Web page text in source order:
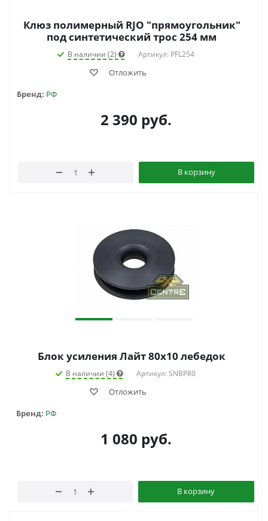
Клюз полимерный RJO "прямоугольник"
под синтетический трос 254 мм
В наличии (2) Артикул: PFL254
Отложить
Бренд: РФ
2 390 руб.
В корзину
Блок усиления Лайт 80х10 лебедок
В наличии (4) Артикул: SNBP80
Отложить
Бренд: РФ
1 080 руб.
В корзину